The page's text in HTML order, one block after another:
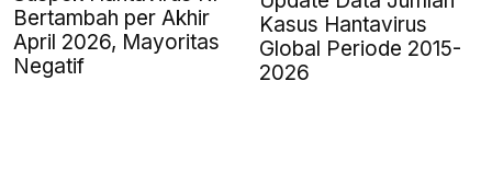
Bertambah per Akhir
April 2026, Mayoritas
Negatif
Kasus Hantavirus
Global Periode 2015-
2026